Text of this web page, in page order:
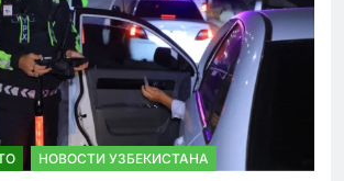
НОВОСТИ УЗБЕКИСТАНА